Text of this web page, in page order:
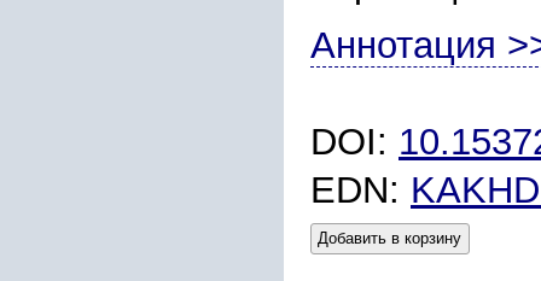
Аннотация
DOI:
EDN:
Добавить в корзину